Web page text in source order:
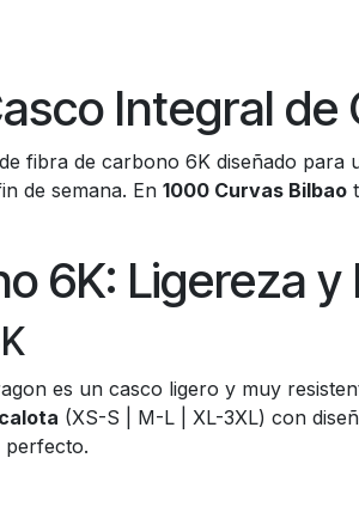
Integral de
fibra de carbono 6K diseñado
de semana. En 1000 Curvas Bilbao
6K: Ligereza y
es un casco ligero y muy
(XS-S | M-L | XL-3XL) con
perfecto.